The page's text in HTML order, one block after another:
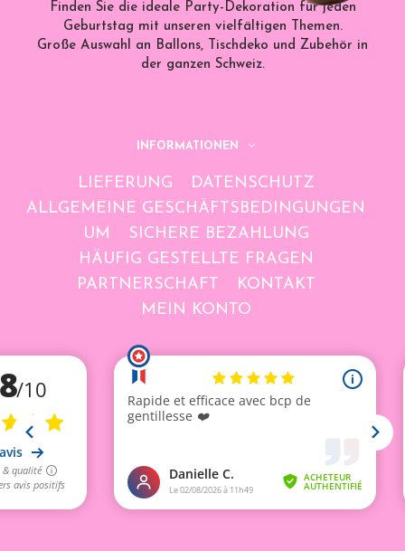
Finden Sie die ideale Party-Dekoration für jeden
Geburtstag mit unseren vielfältigen Themen.
Große Auswahl an Ballons, Tischdeko und Zubehör in
der ganzen Schweiz.
INFORMATIONEN
LIEFERUNG
DATENSCHUTZ
ALLGEMEINE GESCHÄFTSBEDINGUNGEN
UM
SICHERE BEZAHLUNG
HÄUFIG GESTELLTE FRAGEN
PARTNERSCHAFT
KONTAKT
MEIN KONTO